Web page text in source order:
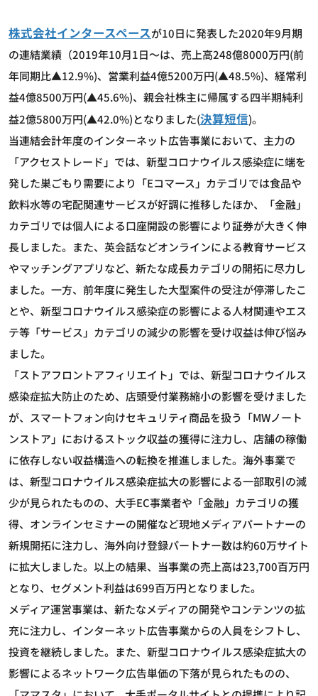
株式会社インタースペースが10日に発表した2020年9月期
の連結業績（2019年10月1日～は、売上高248億8000万円(前
年同期比▲12.9%)、営業利益4億5200万円(▲48.5%)、経常利
益4億8500万円(▲45.6%)、親会社株主に帰属する四半期純利
益2億5800万円(▲42.0%)となりました(決算短信)。
当連結会計年度のインターネット広告事業において、主力の
「アクセストレード」では、新型コロナウイルス感染症に端を
発した巣ごもり需要により「Eコマース」カテゴリでは食品や
飲料水等の宅配関連サービスが好調に推移したほか、「金融」
カテゴリでは個人による口座開設の影響により証券が大きく伸
長しました。また、英会話などオンラインによる教育サービス
やマッチングアプリなど、新たな成長カテゴリの開拓に尽力し
ました。一方、前年度に発生した大型案件の受注が停滞したこ
とや、新型コロナウイルス感染症の影響による人材関連やエス
テ等「サービス」カテゴリの減少の影響を受け収益は伸び悩み
ました。
「ストアフロントアフィリエイト」では、新型コロナウイルス
感染症拡大防止のため、店頭受付業務縮小の影響を受けました
が、スマートフォン向けセキュリティ商品を扱う「МWノート
ンストア」におけるストック収益の獲得に注力し、店舗の稼働
に依存しない収益構造への転換を推進しました。海外事業で
は、新型コロナウイルス感染症拡大の影響による一部取引の減
少が見られたものの、大手EC事業者や「金融」カテゴリの獲
得、オンラインセミナーの開催など現地メディアパートナーの
新規開拓に注力し、海外向け登録パートナー数は約60万サイト
に拡大しました。以上の結果、当事業の売上高は23,700百万円
となり、セグメント利益は699百万円となりました。
メディア運営事業は、新たなメディアの開発やコンテンツの拡
充に注力し、インターネット広告事業からの人員をシフトし、
投資を継続しました。また、新型コロナウイルス感染症拡大の
影響によるネットワーク広告単価の下落が見られたものの、